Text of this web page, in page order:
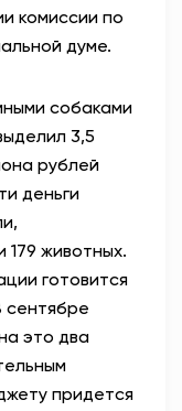
комиссии по
думе.
собаками
3,5
рублей
деньги
179 животных.
готовится
сентябре
это два
придется